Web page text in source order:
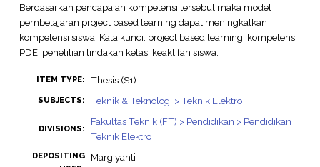
Berdasarkan pencapaian kompetensi tersebut maka model
pembelajaran project based learning dapat meningkatkan
kompetensi siswa. Kata kunci: project based learning, kompetensi
PDE, penelitian tindakan kelas, keaktifan siswa.
ITEM TYPE: Thesis (S1)
SUBJECTS: Teknik & Teknologi > Teknik Elektro
DIVISIONS:
Fakultas Teknik (FT) > Pendidikan > Pendidikan
Teknik Elektro
DEPOSITING
Margiyanti